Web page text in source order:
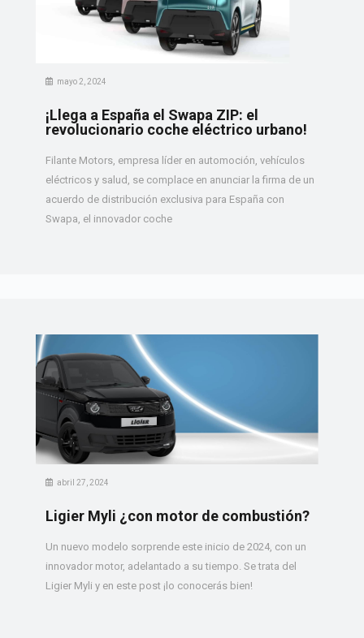
mayo 2, 2024
¡Llega a España el Swapa ZIP: el
revolucionario coche eléctrico urbano!
Filante Motors, empresa líder en automoción, vehículos
eléctricos y salud, se complace en anunciar la firma de un
acuerdo de distribución exclusiva para España con
Swapa, el innovador coche
abril 27, 2024
Ligier Myli ¿con motor de combustión?
Un nuevo modelo sorprende este inicio de 2024, con un
innovador motor, adelantado a su tiempo. Se trata del
Ligier Myli y en este post ¡lo conocerás bien!